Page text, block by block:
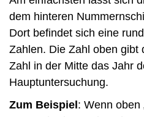
dem hinteren
Dort befindet sich eine
Zahlen. Die Zahl oben gibt
Zahl in der Mitte das Jahr
Hauptuntersuchung.
Zum Beispiel: Wenn oben